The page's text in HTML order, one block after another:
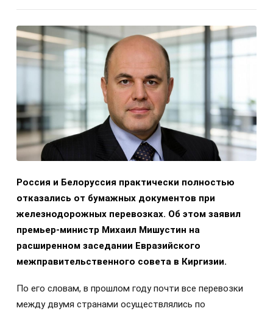
Россия и Белоруссия практически полностью
отказались от бумажных документов при
железнодорожных перевозках. Об этом заявил
премьер-министр Михаил Мишустин на
расширенном заседании Евразийского
межправительственного совета в Киргизии.
По его словам, в прошлом году почти все перевозки
между двумя странами осуществлялись по